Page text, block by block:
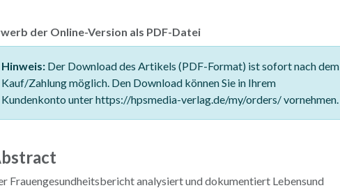
der Online-Version als PDF-Datei
Hinweis:Der Download des Artikels (PDF-Format) ist sofort nach dem
Kauf/Zahlung möglich. Den Download können Sie in Ihrem
Kundenkonto unter https://hpsmedia-verlag.de/my/orders/ vornehmen.
Frauengesundheitsbericht analysiert und dokumentiert Lebensund